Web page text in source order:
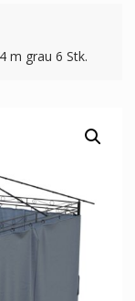
m grau 6 Stk.